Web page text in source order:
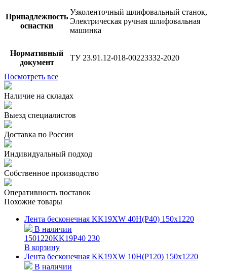
Принадлежность
оснастки
Узколенточный шлифовальный станок,
Электрическая ручная шлифовальная
машинка
Нормативный
документ
ТУ 23.91.12-018-00223332-2020
Посмотреть все
Наличие на складах
Выезд специалистов
Доставка по России
Индивидуальный подход
Собственное производство
Оперативность поставок
Похожие товары
Лента бесконечная KK19XW 40H(P40) 150х1220
В наличии
1501220KK19P40 230
В корзину
Лента бесконечная KK19XW 10H(P120) 150х1220
В наличии